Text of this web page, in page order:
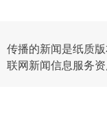
传播的新闻是纸质
联网新闻信息服务